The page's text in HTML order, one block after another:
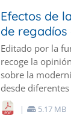
Efectos de
de regadíos
Editado por la
recoge la
sobre la
desde
| 5.17 MB